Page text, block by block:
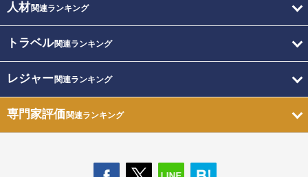
人材関連ランキング
トラベル関連ランキング
レジャー関連ランキング
専門家評価関連ランキング